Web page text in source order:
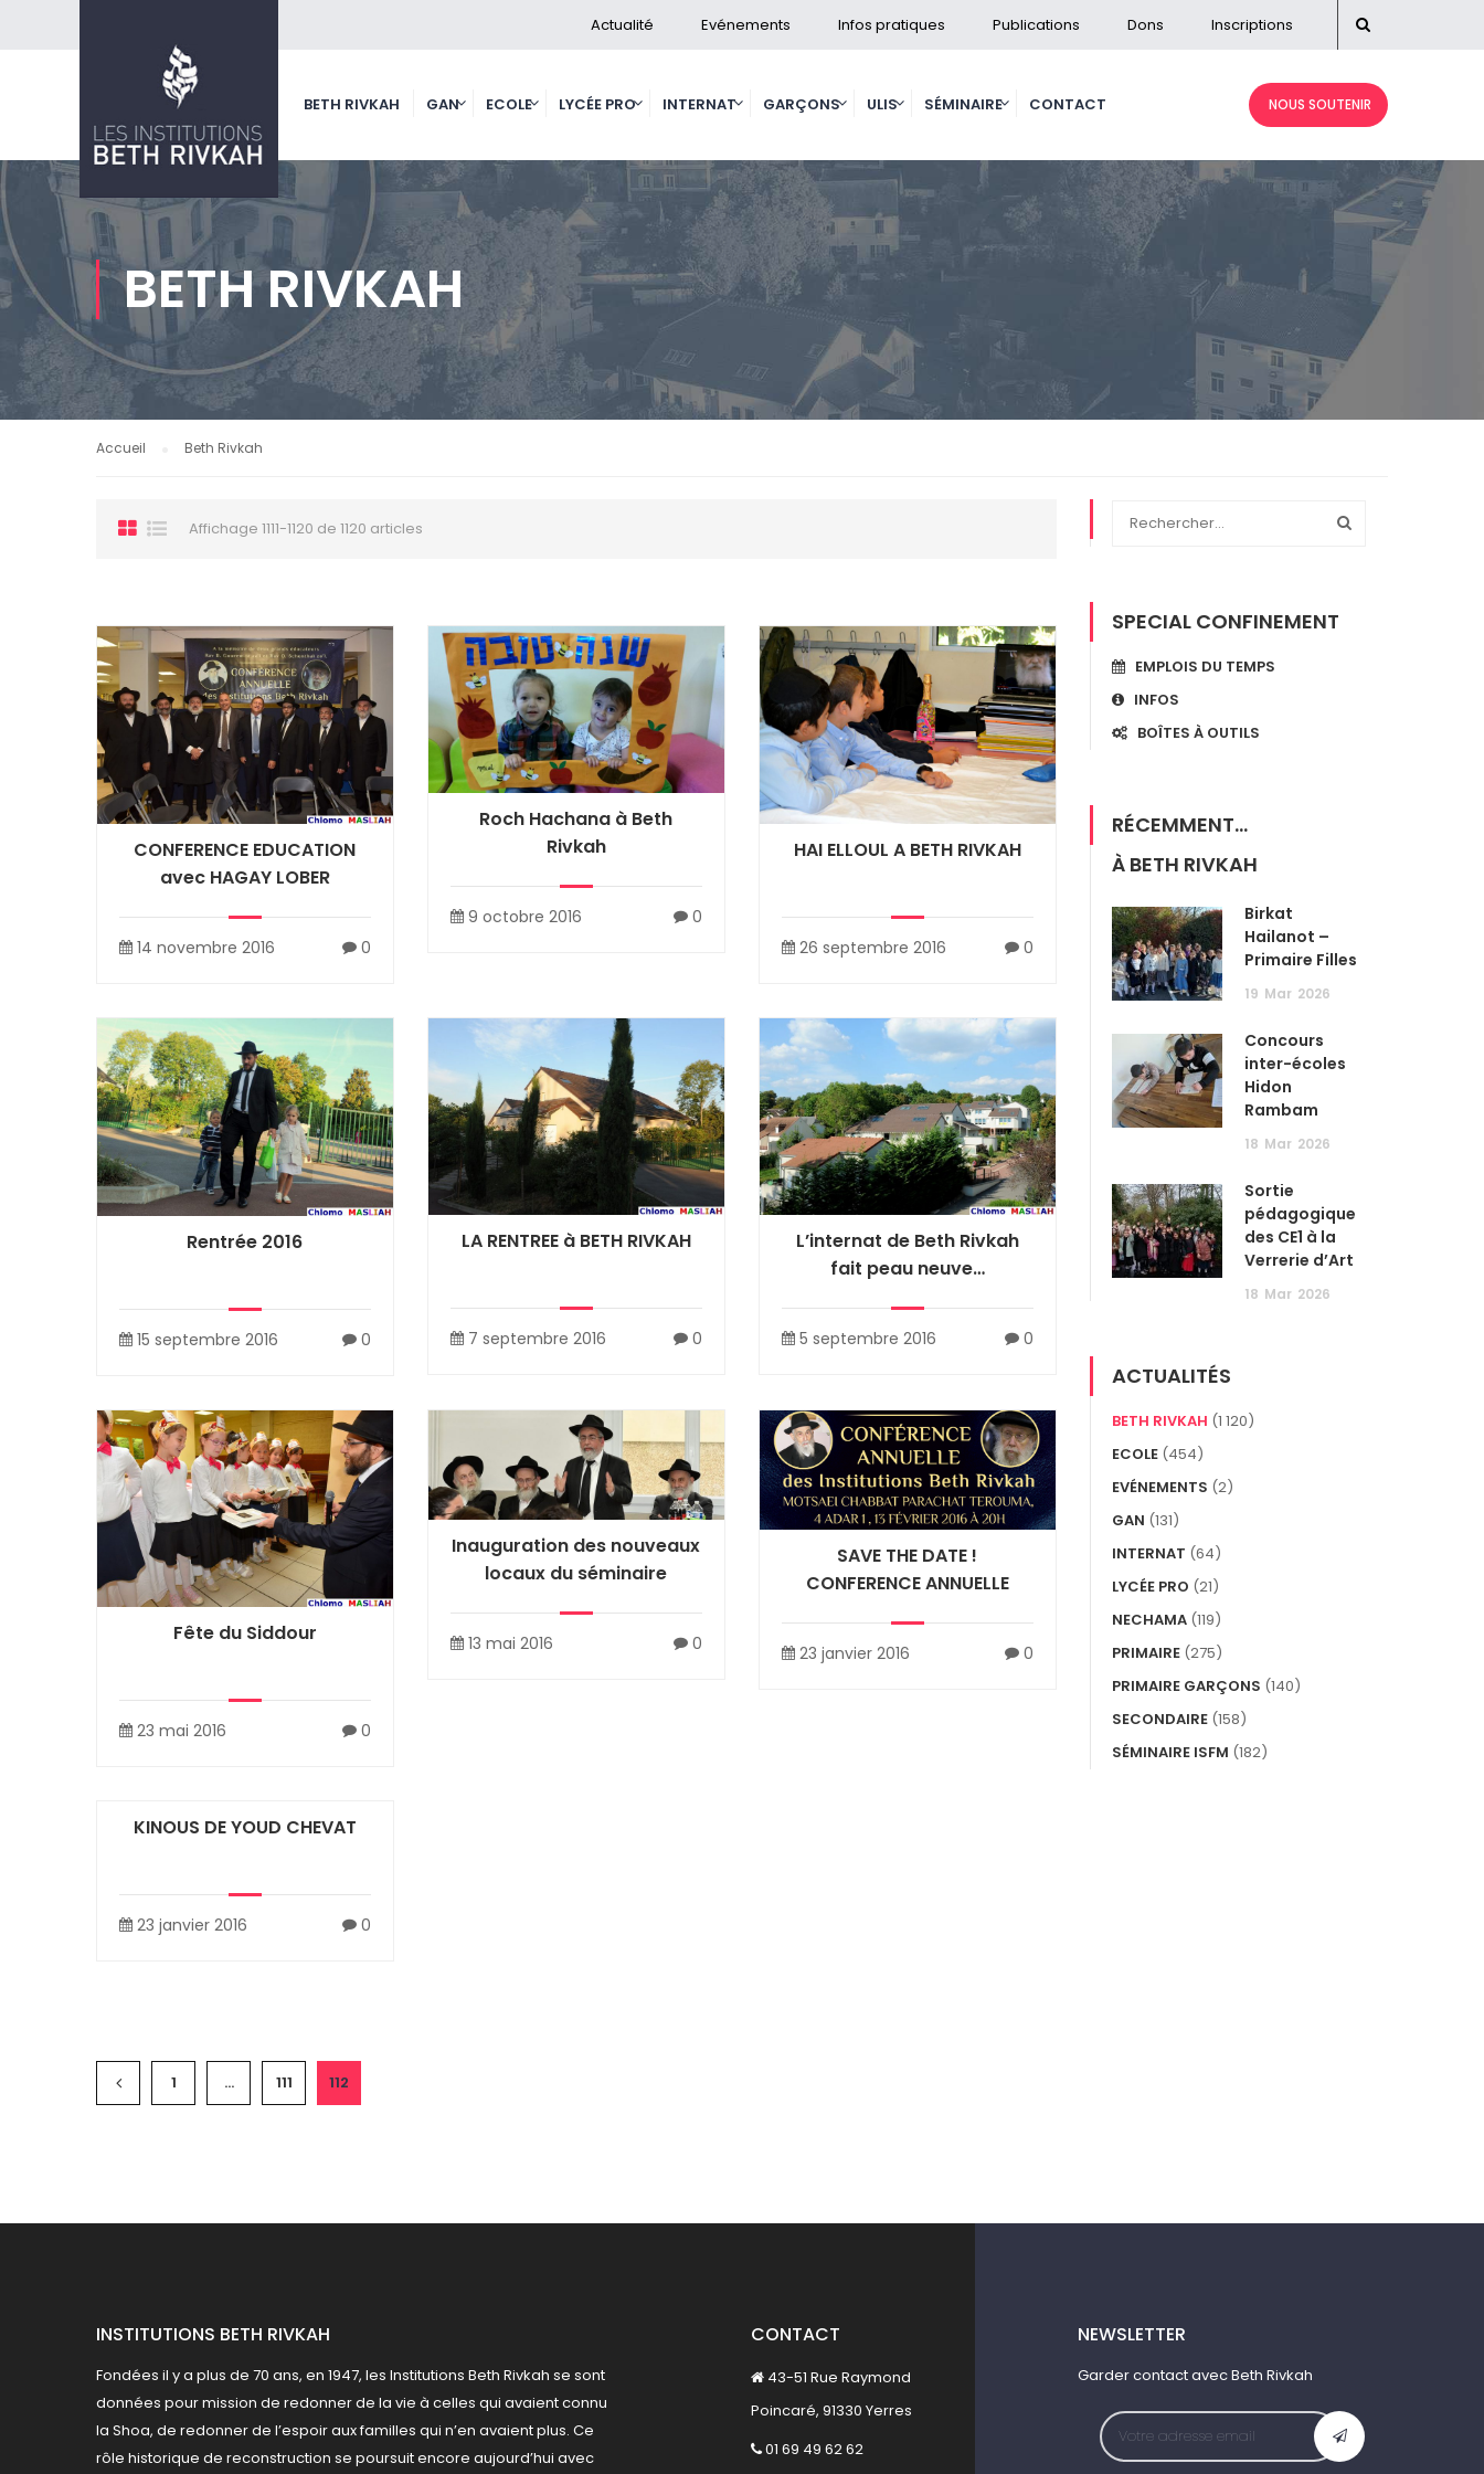
Actualité Evénements Infos pratiques Publications Dons Inscriptions
BETH RIVKAH GAN ECOLE LYCÉE PRO INTERNAT GARÇONS ULIS SÉMINAIRE CONTACT NOUS SOUTENIR
BETH RIVKAH
Accueil Beth Rivkah
Affichage 1111-1120 de 1120 articles
CONFERENCE EDUCATION
avec HAGAY LOBER
14 novembre 2016 0
Roch Hachana à Beth
Rivkah
9 octobre 2016 0
HAI ELLOUL A BETH RIVKAH
26 septembre 2016 0
Rentrée 2016
15 septembre 2016 0
LA RENTREE à BETH RIVKAH
7 septembre 2016 0
L’internat de Beth Rivkah
fait peau neuve…
5 septembre 2016 0
Fête du Siddour
23 mai 2016 0
Inauguration des nouveaux
locaux du séminaire
13 mai 2016 0
SAVE THE DATE !
CONFERENCE ANNUELLE
23 janvier 2016 0
KINOUS DE YOUD CHEVAT
23 janvier 2016 0
1 … 111 112
SPECIAL CONFINEMENT
EMPLOIS DU TEMPS
INFOS
BOÎTES À OUTILS
RÉCEMMENT...
À BETH RIVKAH
Birkat
Hailanot –
Primaire Filles
19 Mar 2026
Concours
inter-écoles
Hidon
Rambam
18 Mar 2026
Sortie
pédagogique
des CE1 à la
Verrerie d’Art
18 Mar 2026
ACTUALITÉS
BETH RIVKAH (1 120)
ECOLE (454)
EVÉNEMENTS (2)
GAN (131)
INTERNAT (64)
LYCÉE PRO (21)
NECHAMA (119)
PRIMAIRE (275)
PRIMAIRE GARÇONS (140)
SECONDAIRE (158)
SÉMINAIRE ISFM (182)
INSTITUTIONS BETH RIVKAH
Fondées il y a plus de 70 ans, en 1947, les Institutions Beth Rivkah se sont
données pour mission de redonner de la vie à celles qui avaient connu
la Shoa, de redonner de l’espoir aux familles qui n’en avaient plus. Ce
rôle historique de reconstruction se poursuit encore aujourd’hui avec
CONTACT
43-51 Rue Raymond
Poincaré, 91330 Yerres
01 69 49 62 62
NEWSLETTER
Garder contact avec Beth Rivkah